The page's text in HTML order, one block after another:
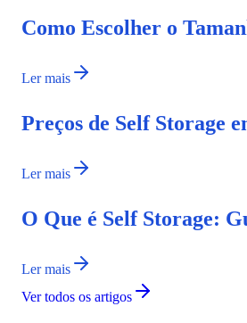
Como Escolher o
Ler mais
Preços de Self Storage
Ler mais
O Que é Self Storage:
Ler mais
Ver todos os artigos